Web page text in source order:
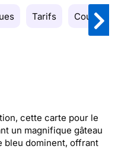
Tarifs Couleurs
cette carte pour le
un magnifique gâteau
bleu dominent, offrant